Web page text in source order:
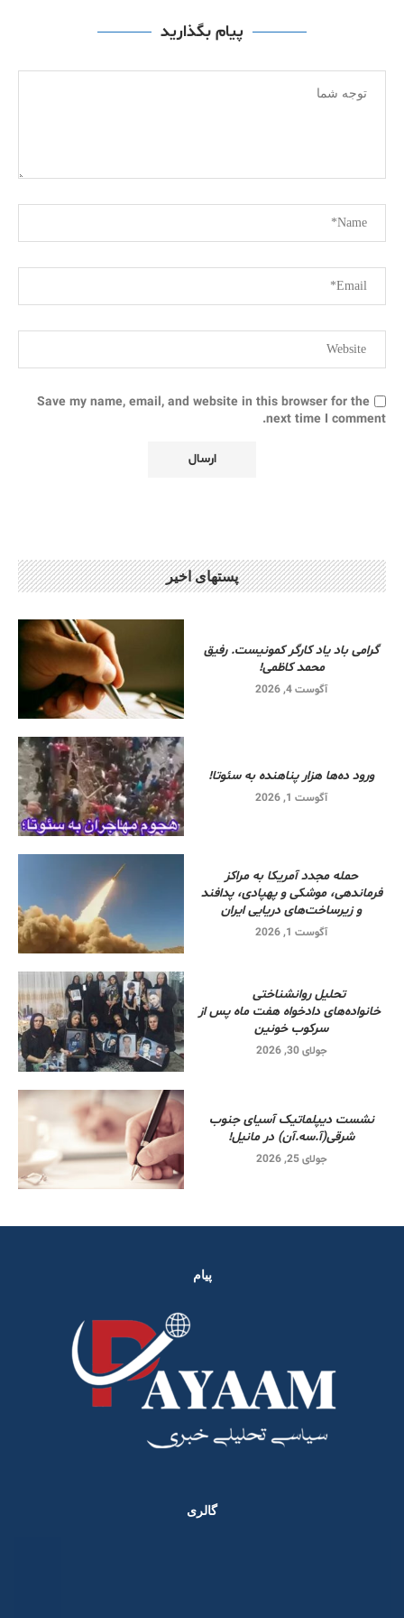
پیام بگذارید
Save my name, email, and website in this browser for the
next time I comment.
پستهای اخیر
گرامی باد یاد کارگر کمونیست. رفیق
محمد کاظمی!
آگوست 4, 2026
ورود ده‌ها هزار پناهنده به سئوتا!
آگوست 1, 2026
حمله مجدد آمریکا به مراکز
فرماندهی، موشکی و پهپادی، پدافند
و زیرساخت‌های دریایی ایران
آگوست 1, 2026
تحلیل روانشناختی
خانواده‌های دادخواه هفت ماه پس از
سرکوب خونین
جولای 30, 2026
نشست دیپلماتیک آسیای جنوب
شرقی‌(آ.سه.آن) در مانیل!
جولای 25, 2026
پیام
گالری